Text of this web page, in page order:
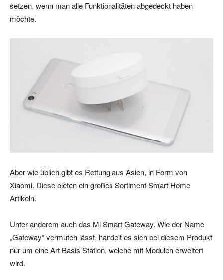
setzen, wenn man alle Funktionalitäten abgedeckt haben
möchte.
Aber wie üblich gibt es Rettung aus Asien, in Form von
Xiaomi. Diese bieten ein großes Sortiment Smart Home
Artikeln.
Unter anderem auch das Mi Smart Gateway. Wie der Name
„Gateway“ vermuten lässt, handelt es sich bei diesem Produkt
nur um eine Art Basis Station, welche mit Modulen erweitert
wird.